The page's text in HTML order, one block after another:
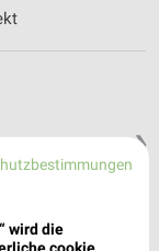
❯
wird die